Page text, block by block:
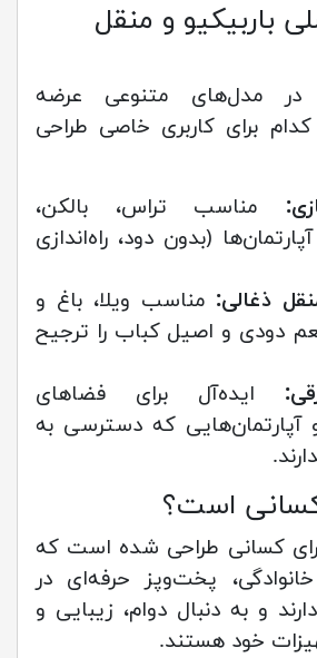
باربیکیو و منقل
در مدل‌های متنوعی عرضه
برای کاربری خاصی طراحی
مناسب تراس، بالکن،
(بدون دود، راه‌اندازی
ذغالی: مناسب ویلا، باغ و
دودی و اصیل کباب را ترجیح
ایده‌آل برای فضاهای
که دسترسی به
است؟
کسانی طراحی شده است که
پخت‌وپز حرفه‌ای در
و به دنبال دوام، زیبایی و
خود هستند.